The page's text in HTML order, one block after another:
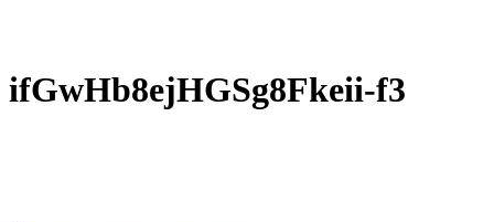
ifGwHb8ejHGSg8Fkeii-f3